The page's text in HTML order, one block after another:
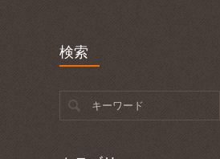
検索
キーワード